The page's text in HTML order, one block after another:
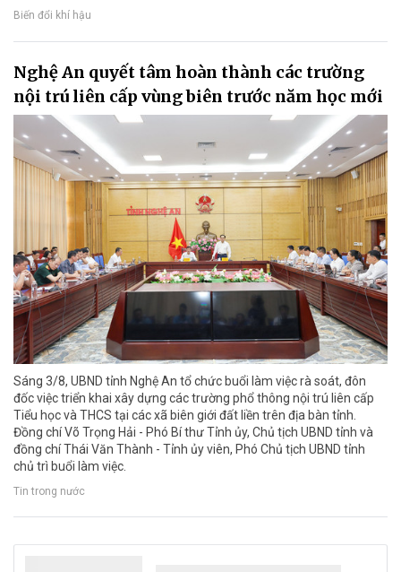
Biến đổi khí hậu
Nghệ An quyết tâm hoàn thành các trường
nội trú liên cấp vùng biên trước năm học mới
Sáng 3/8, UBND tỉnh Nghệ An tổ chức buổi làm việc rà soát, đôn
đốc việc triển khai xây dựng các trường phổ thông nội trú liên cấp
Tiểu học và THCS tại các xã biên giới đất liền trên địa bàn tỉnh.
Đồng chí Võ Trọng Hải - Phó Bí thư Tỉnh ủy, Chủ tịch UBND tỉnh và
đồng chí Thái Văn Thành - Tỉnh ủy viên, Phó Chủ tịch UBND tỉnh
chủ trì buổi làm việc.
Tin trong nước